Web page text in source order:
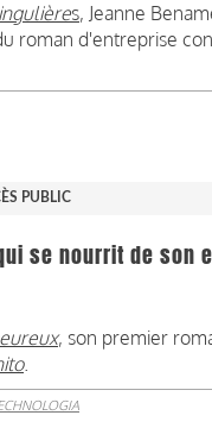
s, Jeanne
roman d'entreprise
PUBLIC
se nourrit de son
, son premier
.